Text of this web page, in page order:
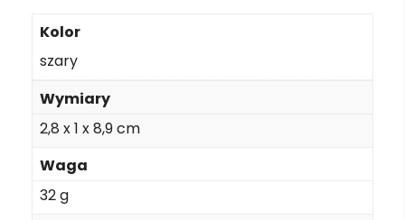
Kolor
szary
Wymiary
2,8 x 1 x 8,9 cm
Waga
32 g